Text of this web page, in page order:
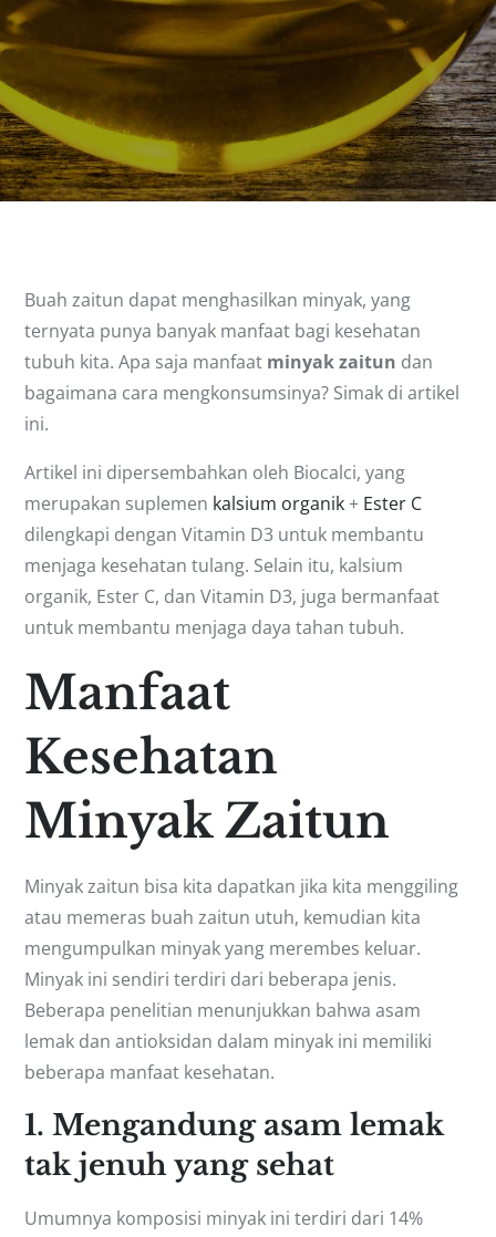
Buah zaitun dapat menghasilkan minyak, yang
ternyata punya banyak manfaat bagi kesehatan
tubuh kita. Apa saja manfaat minyak zaitun dan
bagaimana cara mengkonsumsinya? Simak di artikel
ini.
Artikel ini dipersembahkan oleh Biocalci, yang
merupakan suplemen kalsium organik+ Ester C
dilengkapi dengan Vitamin D3 untuk membantu
menjaga kesehatan tulang. Selain itu, kalsium
organik, Ester C, dan Vitamin D3, juga bermanfaat
untuk membantu menjaga daya tahan tubuh.
Manfaat
Kesehatan
Minyak Zaitun
Minyak zaitun bisa kita dapatkan jika kita menggiling
atau memeras buah zaitun utuh, kemudian kita
mengumpulkan minyak yang merembes keluar.
Minyak ini sendiri terdiri dari beberapa jenis.
Beberapa penelitian menunjukkan bahwa asam
lemak dan antioksidan dalam minyak ini memiliki
beberapa manfaat kesehatan.
1. Mengandung asam lemak
tak jenuh yang sehat
Umumnya komposisi minyak ini terdiri dari 14%